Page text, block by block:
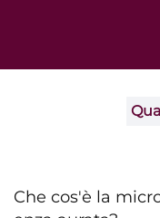
Che cos'è la